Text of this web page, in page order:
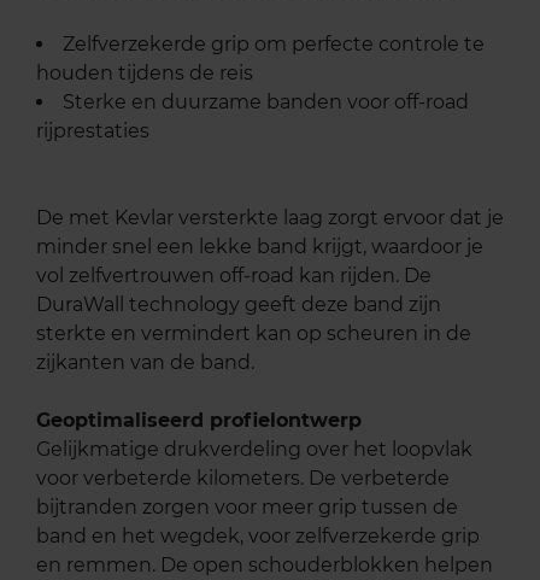
Zelfverzekerde grip om perfecte controle te
houden tijdens de reis
Sterke en duurzame banden voor off-road
rijprestaties
De met Kevlar versterkte laag zorgt ervoor dat je
minder snel een lekke band krijgt, waardoor je
vol zelfvertrouwen off-road kan rijden. De
DuraWall technology geeft deze band zijn
sterkte en vermindert kan op scheuren in de
zijkanten van de band.
Geoptimaliseerd profielontwerp
Gelijkmatige drukverdeling over het loopvlak
voor verbeterde kilometers. De verbeterde
bijtranden zorgen voor meer grip tussen de
band en het wegdek, voor zelfverzekerde grip
en remmen. De open schouderblokken helpen